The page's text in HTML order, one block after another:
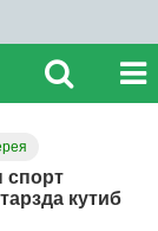
спорт
кутиб